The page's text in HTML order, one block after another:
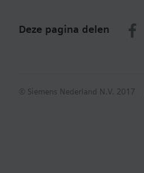
Deze pagina delen
© Siemens Nederland N.V. 2017